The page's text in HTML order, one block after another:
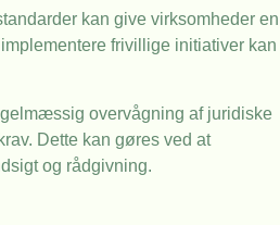
kan give virksomheder en
frivillige initiativer kan
overvågning af juridiske
Dette kan gøres ved at
og rådgivning.